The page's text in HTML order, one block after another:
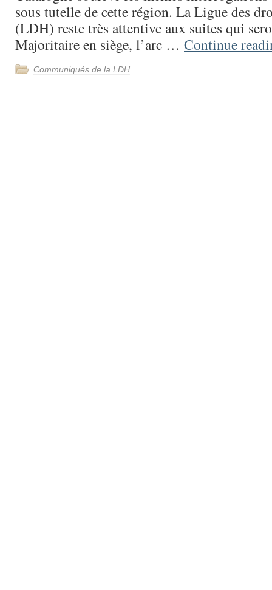
sous tutelle de cette région. La Ligue des
(LDH) reste très attentive aux suites qui
Majoritaire en siège, l’arc … Continue
Communiqués de la LDH